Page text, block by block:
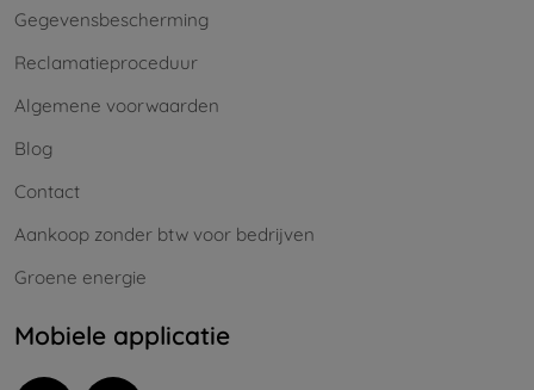
Gegevensbescherming
Reclamatieproceduur
Algemene voorwaarden
Blog
Contact
Aankoop zonder btw voor bedrijven
Groene energie
Mobiele applicatie